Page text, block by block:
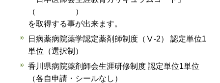
（ ）
を取得する事が出来ます。
日病薬病院薬学認定薬剤師制度（Ⅴ-2） 認定単位1
単位（選択制）
香川県病院薬剤師会生涯研修制度 認定単位1単位
（各自申請・シールなし）